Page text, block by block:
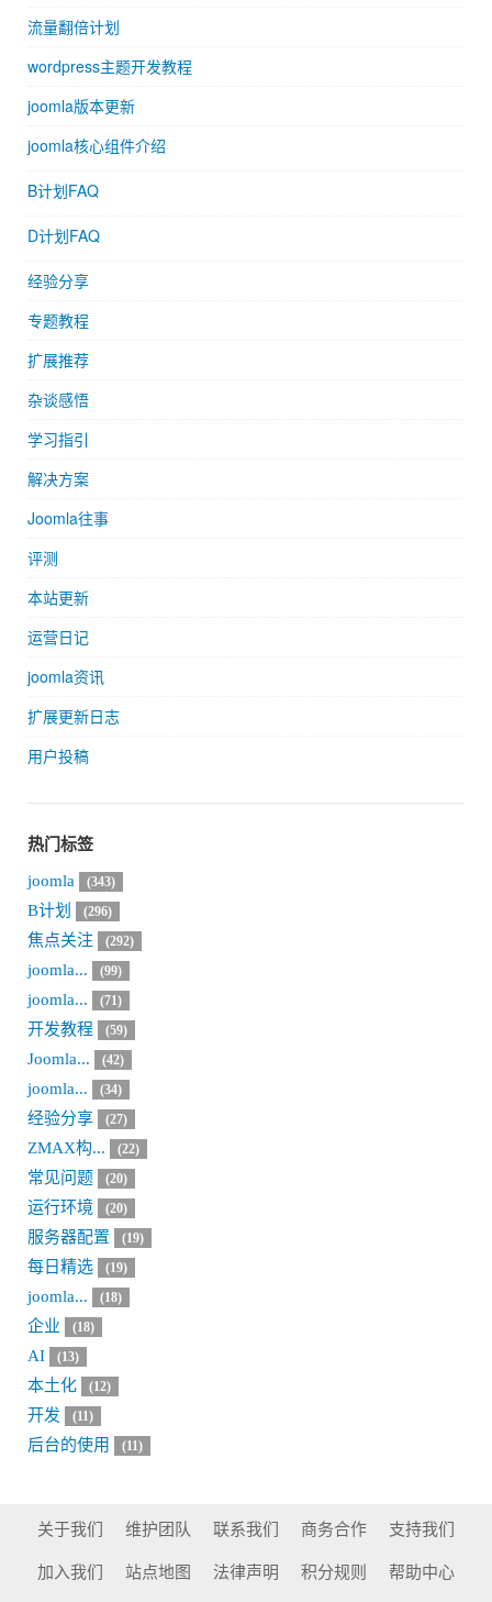
流量翻倍计划
wordpress主题开发教程
joomla版本更新
joomla核心组件介绍
B计划FAQ
D计划FAQ
经验分享
专题教程
扩展推荐
杂谈感悟
学习指引
解决方案
Joomla往事
评测
本站更新
运营日记
joomla资讯
扩展更新日志
用户投稿
热门标签
joomla (343)
B计划 (296)
焦点关注 (292)
joomla... (99)
joomla... (71)
开发教程 (59)
Joomla... (42)
joomla... (34)
经验分享 (27)
ZMAX构... (22)
常见问题 (20)
运行环境 (20)
服务器配置 (19)
每日精选 (19)
joomla... (18)
企业 (18)
AI (13)
本土化 (12)
开发 (11)
后台的使用 (11)
关于我们 维护团队 联系我们 商务合作 支持我们
加入我们 站点地图 法律声明 积分规则 帮助中心